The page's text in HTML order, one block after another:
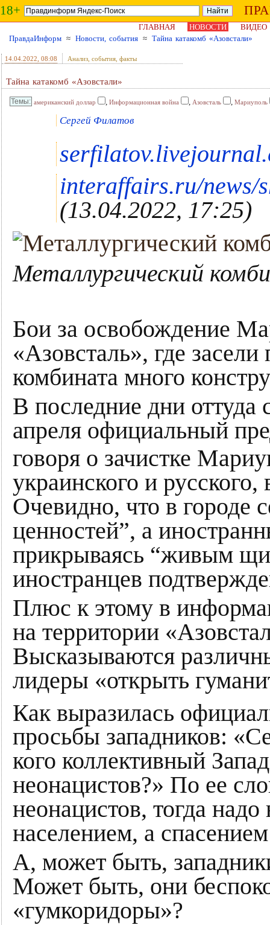
18+
ГЛАВНАЯ НОВОСТИ
ВИДЕО
ПравдаИнформ ≈ Новости, события ≈ Тайна катакомб «Азовстали»
14.04.2022 , 08:08 Анализ, события, факты
Тайна катакомб «Азовстали»
американский доллар , Информационная война , Азовсталь , Мариуполь
Сергей Филатов
interaffairs.ru/news/
(13.04.2022, 17:25)
Металлургический
Бои за освобождение
«Азовсталь», где
комбината много
В последние дни оттуда
апреля официальный
говоря о зачистке
украинского и
Очевидно, что в городе
ценностей”, а
прикрываясь “живым
иностранцев
Плюс к этому в
на территории
Высказываются
лидеры «открыть
Как выразилась
просьбы западников:
кого коллективный
неонацистов?» По ее
неонацистов, тогда
населением, а
А, может быть,
Может быть, они
«гумкоридоры»?